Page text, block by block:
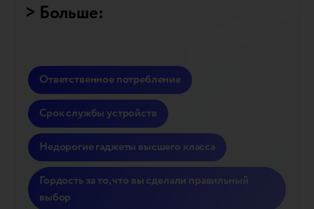
> Больше:
Ответственное потребление
Срок службы устройств
Недорогие гаджеты высшего класса
Гордость за то, что вы сделали правильный
выбор